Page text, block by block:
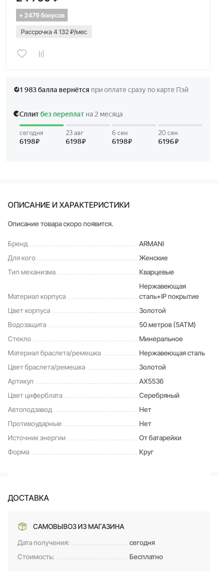
+ 2479 бонусов
Рассрочка 4 132 ₽/мес
ОПИСАНИЕ И ХАРАКТЕРИСТИКИ
Описание товара скоро появится.
Бренд
ARMANI
Для кого
Женские
Тип механизма
Кварцевые
Материал корпуса
Нержавеющая
сталь+IP покрытие
Цвет корпуса
Золотой
Водозащита
50 метров (5ATM)
Стекло
Минеральное
Материал браслета/ремешка
Нержавеющая сталь
Цвет браслета/ремешка
Золотой
Артикул
AX5536
Цвет циферблата
Серебряный
Автоподзавод
Нет
Противоударные
Нет
Источник энергии
От батарейки
Форма
Круг
ДОСТАВКА
САМОВЫВОЗ ИЗ МАГАЗИНА
Дата получения:
сегодня
Стоимость:
Бесплатно